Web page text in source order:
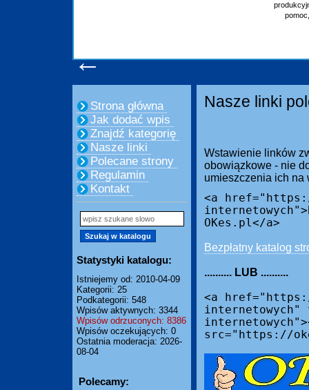
←
Strona główna
Jak dodać wpis
Znajdź kategorię
Nasze linki
Polecane strony
Regulamin
Kontakt
Statystyki katalogu:
Istniejemy od: 2010-04-09
Kategorii: 25
Podkategorii: 548
Wpisów aktywnych: 3344
Wpisów odrzuconych: 8386
Wpisów oczekujących: 0
Ostatnia moderacja: 2026-
08-04
Polecamy:
Nasze linki
Wstawienie linków
obowiązkowe - nie
umieszczenia ich na
<a
OKes.pl</a>
Bezpłatny katalog
.......... LUB ..........
<a
internetowych"
src="https://